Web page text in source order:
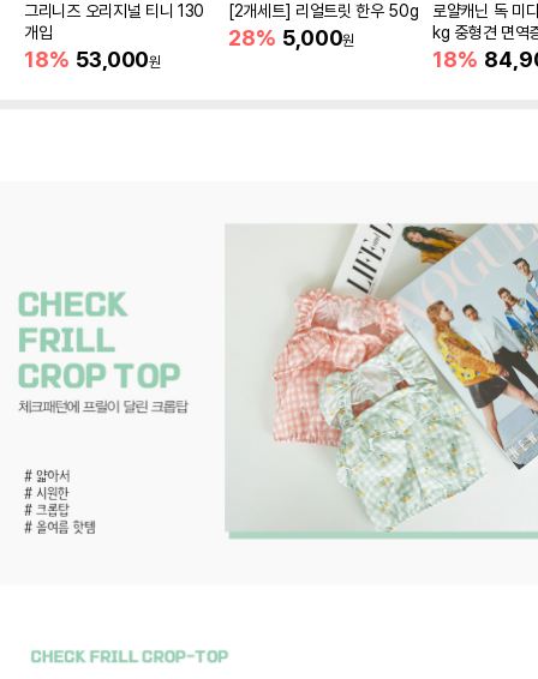
그리니즈 오리지널 티니 130
개입
18% 53,000원
[2개세트] 리얼트릿 한우 50g
28% 5,000원
로얄캐닌 독 미
kg 중형견 면역
18%